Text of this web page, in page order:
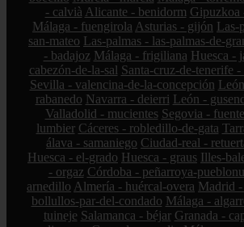
- calvià Alicante - benidorm Gipuzkoa
Málaga - fuengirola Asturias - gijón Las-
san-mateo Las-palmas - las-palmas-de-
- badajoz Málaga - frigiliana Huesca -
cabezón-de-la-sal Santa-cruz-de-tenerife
Sevilla - valencina-de-la-concepción
rabanedo Navarra - deierri León -
Valladolid - mucientes Segovia -
lumbier Cáceres - robledillo-de-gata
álava - samaniego Ciudad-real -
Huesca - el-grado Huesca - graus Illes-
- orgaz Córdoba - peñarroya-
arnedillo Almería - huércal-overa Madrid
bollullos-par-del-condado Málaga -
tuineje Salamanca - béjar Granada -